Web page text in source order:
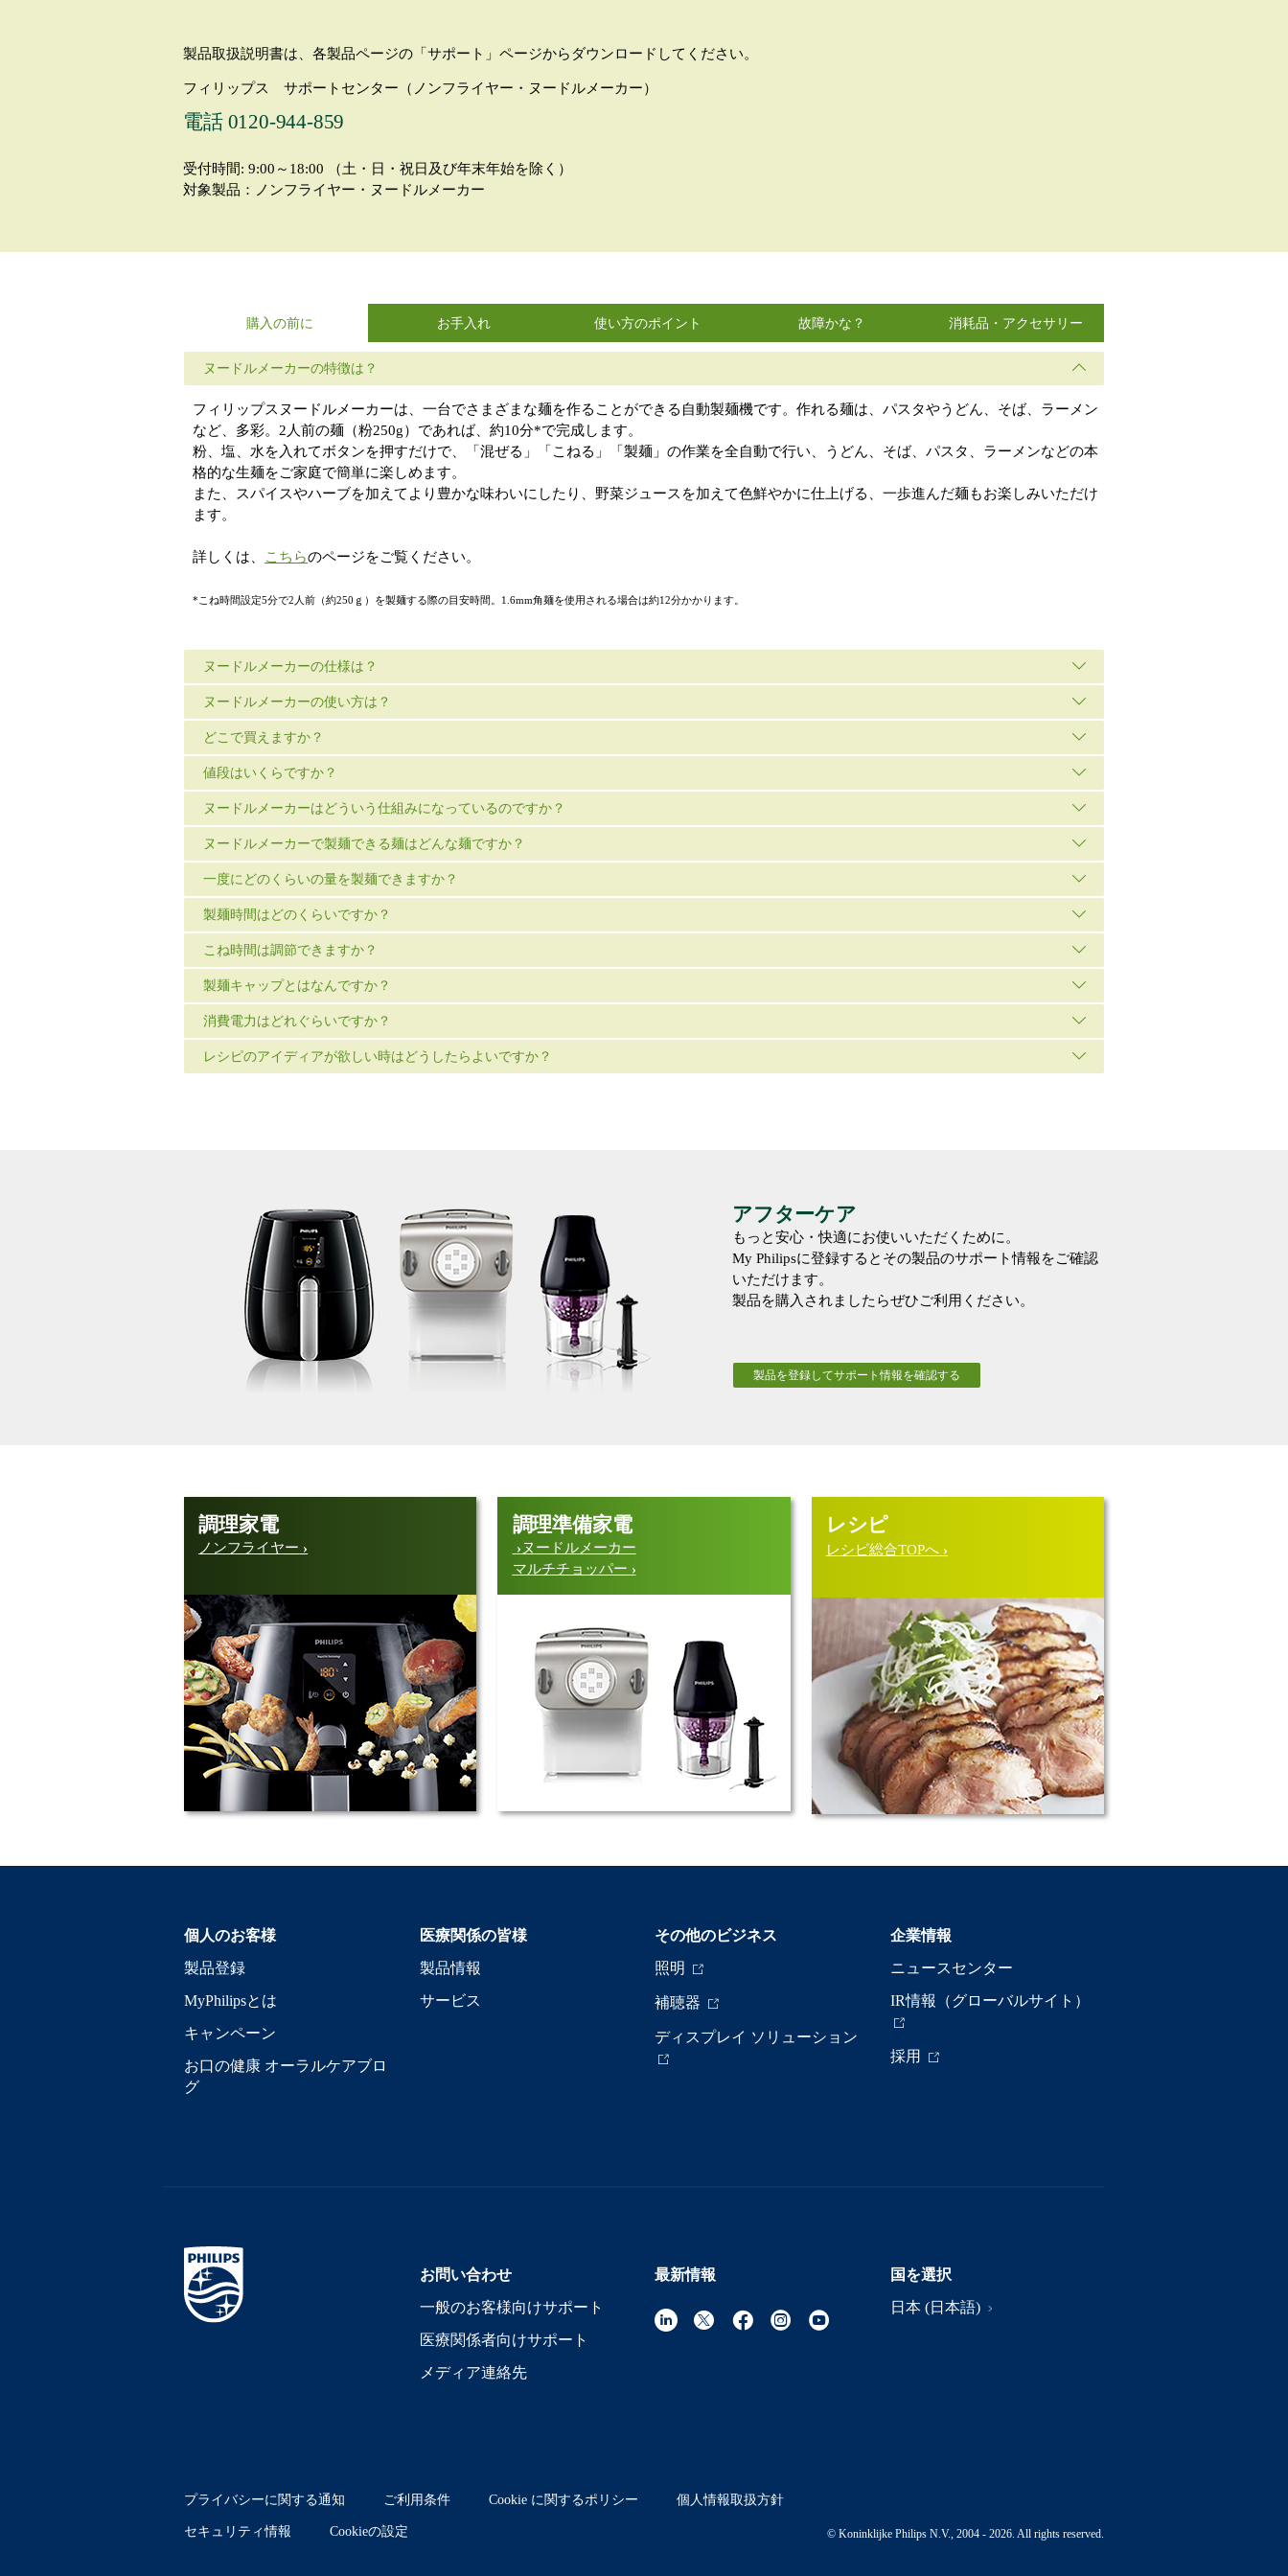
製品取扱説明書は、各製品ページの「サポート」ページからダウンロードしてください。
フィリップス サポートセンター（ノンフライヤー・ヌードルメーカー）
電話 0120-944-859
受付時間: 9:00～18:00 （土・日・祝日及び年末年始を除く）
対象製品：ノンフライヤー・ヌードルメーカー
購入の前に お手入れ 使い方のポイント 故障かな？ 消耗品・アクセサリー
ヌードルメーカーの特徴は？
フィリップスヌードルメーカーは、一台でさまざまな麺を作ることができる自動製麺機です。作れる麺は、パスタやうどん、そば、ラーメン
など、多彩。2人前の麺（粉250g）であれば、約10分*で完成します。
粉、塩、水を入れてボタンを押すだけで、「混ぜる」「こねる」「製麺」の作業を全自動で行い、うどん、そば、パスタ、ラーメンなどの本
格的な生麺をご家庭で簡単に楽しめます。
また、スパイスやハーブを加えてより豊かな味わいにしたり、野菜ジュースを加えて色鮮やかに仕上げる、一歩進んだ麺もお楽しみいただけ
ます。
詳しくは、 こちらのページをご覧ください。
*こね時間設定5分で2人前（約250ｇ）を製麺する際の目安時間。1.6mm角麺を使用される場合は約12分かかります。
ヌードルメーカーの仕様は？
ヌードルメーカーの使い方は？
どこで買えますか？
値段はいくらですか？
ヌードルメーカーはどういう仕組みになっているのですか？
ヌードルメーカーで製麺できる麺はどんな麺ですか？
一度にどのくらいの量を製麺できますか？
製麺時間はどのくらいですか？
こね時間は調節できますか？
製麺キャップとはなんですか？
消費電力はどれぐらいですか？
レシピのアイディアが欲しい時はどうしたらよいですか？
アフターケア
もっと安心・快適にお使いいただくために。
My Philipsに登録するとその製品のサポート情報をご確認
いただけます。
製品を購入されましたらぜひご利用ください。
製品を登録してサポート情報を確認する
調理家電
ノンフライヤー
調理準備家電
ヌードルメーカー
マルチチョッパー
レシピ
レシピ総合TOPへ
個人のお客様
製品登録
MyPhilipsとは
キャンペーン
お口の健康 オーラルケアブロ
グ
医療関係の皆様
製品情報
サービス
その他のビジネス
照明
補聴器
ディスプレイ ソリューション
企業情報
ニュースセンター
IR情報（グローバルサイト）
採用
お問い合わせ
一般のお客様向けサポート
医療関係者向けサポート
メディア連絡先
最新情報
国を選択
日本 (日本語)
プライバシーに関する通知 ご利用条件 Cookie に関するポリシー 個人情報取扱方針
セキュリティ情報 Cookieの設定 © Koninklijke Philips N.V., 2004 - 2026. All rights reserved.